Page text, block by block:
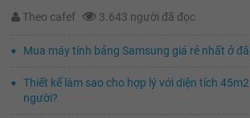
Theo cafef 3.643 người đã đọc
Mua máy tính bảng Samsung giá rẻ nhất ở
Thiết kế làm sao cho hợp lý với diện tích
người?